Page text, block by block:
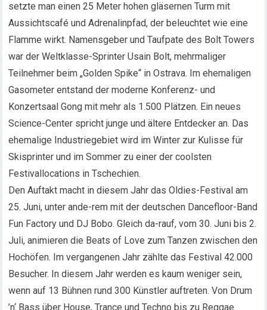
setzte man einen 25 Meter hohen gläsernen Turm mit
Aussichtscafé und Adrenalinpfad, der beleuchtet wie eine
Flamme wirkt. Namensgeber und Taufpate des Bolt Towers
war der Weltklasse-Sprinter Usain Bolt, mehrmaliger
Teilnehmer beim „Golden Spike“ in Ostrava. Im ehemaligen
Gasometer entstand der moderne Konferenz- und
Konzertsaal Gong mit mehr als 1.500 Plätzen. Ein neues
Science-Center spricht junge und ältere Entdecker an. Das
ehemalige Industriegebiet wird im Winter zur Kulisse für
Skisprinter und im Sommer zu einer der coolsten
Festivallocations in Tschechien.
Den Auftakt macht in diesem Jahr das Oldies-Festival am
25. Juni, unter ande-rem mit der deutschen Dancefloor-Band
Fun Factory und DJ Bobo. Gleich da-rauf, vom 30. Juni bis 2.
Juli, animieren die Beats of Love zum Tanzen zwischen den
Hochöfen. Im vergangenen Jahr zählte das Festival 42.000
Besucher. In diesem Jahr werden es kaum weniger sein,
wenn auf 13 Bühnen rund 300 Künstler auftreten. Von Drum
’n‘ Bass über House, Trance und Techno bis zu Reggae